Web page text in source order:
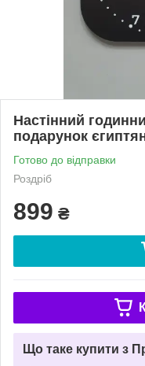
Настінний
подарунок
Готово до відправки
Роздріб
899 ₴
Що таке купити з